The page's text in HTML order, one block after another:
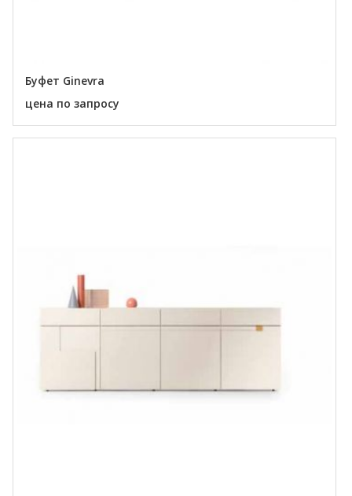
Буфет Ginevra
цена по запросу